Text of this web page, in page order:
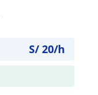
S/20/h